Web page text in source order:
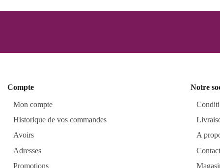
Compte
Mon compte
Historique de vos commandes
Avoirs
Adresses
Promotions
Notre
A